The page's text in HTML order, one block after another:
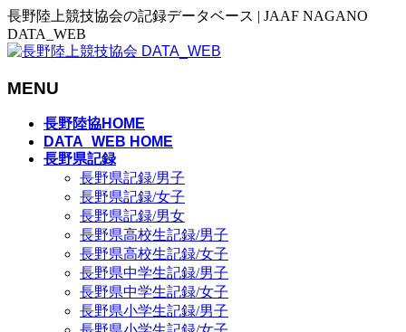
長野陸上競技協会の記録データベース | JAAF NAGANO
DATA_WEB
MENU
長野陸協HOME
DATA_WEB HOME
長野県記録
長野県記録/男子
長野県記録/女子
長野県記録/男女
長野県高校生記録/男子
長野県高校生記録/女子
長野県中学生記録/男子
長野県中学生記録/女子
長野県小学生記録/男子